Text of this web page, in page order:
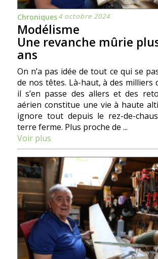
Chroniques4 octobre 2024
Modélisme
Une revanche mûrie
ans
On n’a pas idée de tout ce qui se
de nos têtes. Là-haut, à des milliers
il s’en passe des allers et des
aérien constitue une vie à haute
ignore tout depuis le rez-de-
terre ferme. Plus proche de ...
Voir plus